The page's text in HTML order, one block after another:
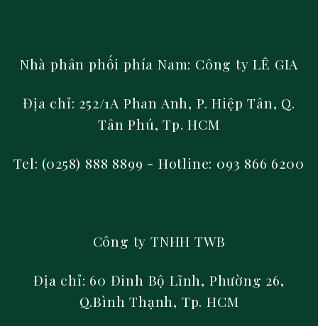
Nhà phân phối phía Nam: Công ty LÊ GIA
Địa chỉ: 252/1A Phan Anh, P. Hiệp Tân, Q.
Tân Phú, Tp. HCM
Tel: (0258) 888 8899 - Hotline: 093 866 6200
Công ty TNHH TWB
Địa chỉ: 60 Đinh Bộ Lĩnh, Phường 26,
Q.Bình Thạnh, Tp. HCM